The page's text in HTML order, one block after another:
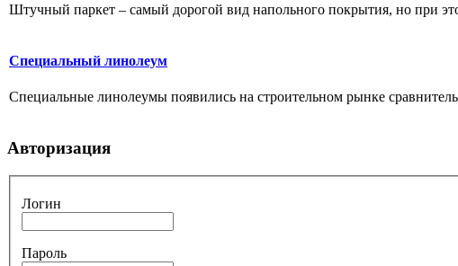
Штучный паркет – самый дорогой вид напольного покрытия, но при
Специальный линолеум
Специальные линолеумы появились на строительном рынке
Авторизация
Логин
Пароль